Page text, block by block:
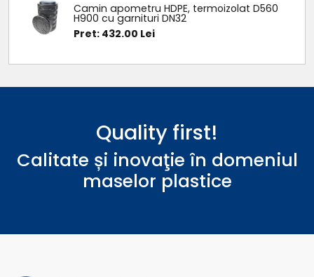
Camin apometru HDPE, termoizolat D560
H900 cu garnituri DN32
Pret: 432.00 Lei
Quality first!
Calitate și inovaţie în domeniul
maselor plastice